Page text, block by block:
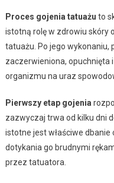
Proces gojenia tatuażu to
istotną rolę w zdrowiu skóry
tatuażu. Po jego wykonaniu,
zaczerwieniona, opuchnięta
organizmu na uraz
Pierwszy etap gojenia
zazwyczaj trwa od kilku dni
istotne jest właściwe
dotykania go brudnymi
przez tatuatora.